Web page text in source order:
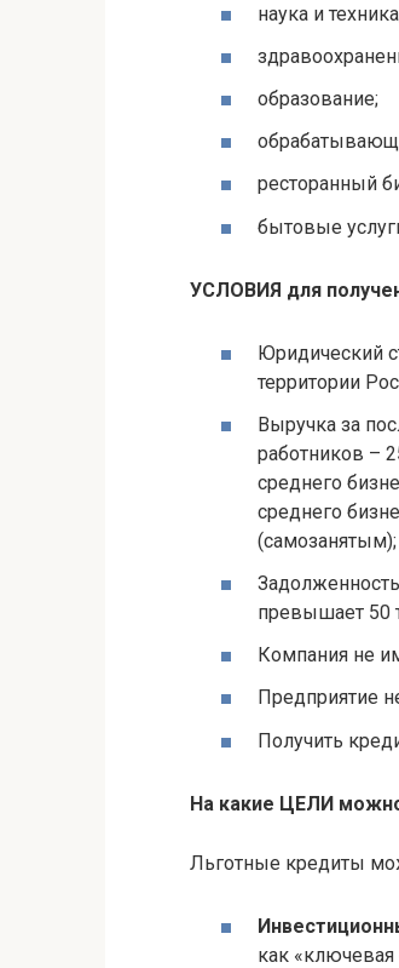
наука и
образование;
ресторанный
бытовые
УСЛОВИЯ для
Юридический
территории
Выручка за
работников –
среднего
среднего
(самозанятым);
превышает 50
Компания не
Предприятие
Получить
На какие ЦЕЛИ
Льготные кредиты
как «ключевая